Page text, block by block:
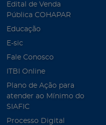
Edital de Venda
Pública COHAPAR
Educação
E-sic
Fale Conosco
ITBI Online
Plano de Ação para
atender ao Mínimo do
SIAFIC
Processo Digital